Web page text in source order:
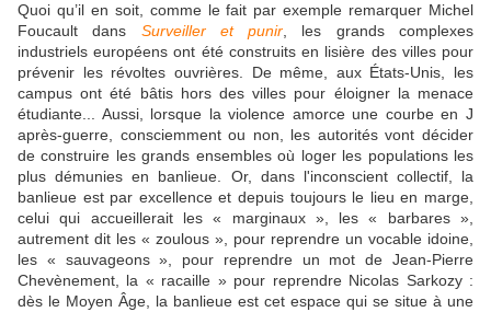
Quoi qu’il en soit, comme le fait par exemple remarquer Michel
Foucault dans Surveiller et punir, les grands complexes
industriels européens ont été construits en lisière des villes pour
prévenir les révoltes ouvrières. De même, aux États-Unis, les
campus ont été bâtis hors des villes pour éloigner la menace
étudiante... Aussi, lorsque la violence amorce une courbe en J
après-guerre, consciemment ou non, les autorités vont décider
de construire les grands ensembles où loger les populations les
plus démunies en banlieue. Or, dans l'inconscient collectif, la
banlieue est par excellence et depuis toujours le lieu en marge,
celui qui accueillerait les « marginaux », les « barbares »,
autrement dit les « zoulous », pour reprendre un vocable idoine,
les « sauvageons », pour reprendre un mot de Jean-Pierre
Chevènement, la « racaille » pour reprendre Nicolas Sarkozy :
dès le Moyen Âge, la banlieue est cet espace qui se situe à une